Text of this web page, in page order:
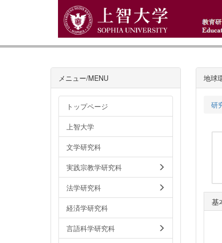
地球
研
基
メニュー/MENU
トップページ
上智大学
文学研究科
実践宗教学研究科
法学研究科
経済学研究科
言語科学研究科